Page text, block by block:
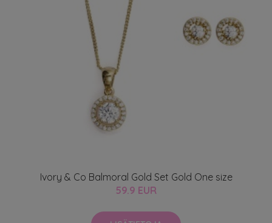
Ivory & Co Balmoral Gold Set Gold One size
59.9 EUR